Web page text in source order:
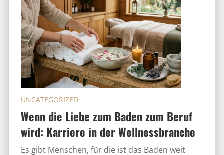
Wenn die Liebe zum Baden zum Beruf
wird: Karriere in der Wellnessbranche
UNCATEGORIZED
Es gibt Menschen, für die ist das Baden weit